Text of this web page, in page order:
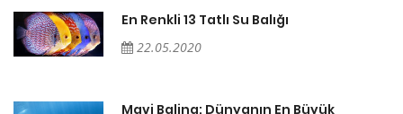
En Renkli 13 Tatlı Su Balığı
22.05.2020
Mavi Balina: Dünyanın En Büyük